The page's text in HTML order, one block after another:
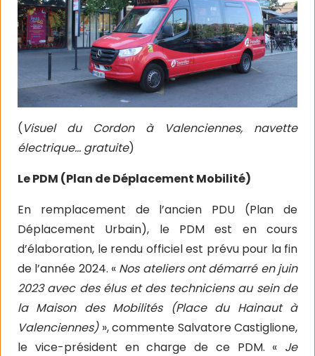
(Visuel du Cordon à Valenciennes, navette
électrique… gratuite)
Le PDM (Plan de Déplacement Mobilité)
En remplacement de l’ancien PDU (Plan de
Déplacement Urbain), le PDM est en cours
d’élaboration, le rendu officiel est prévu pour la fin
de l’année 2024. « Nos ateliers ont démarré en juin
2023 avec des élus et des techniciens au sein de
la Maison des Mobilités (Place du Hainaut à
Valenciennes)», commente Salvatore Castiglione,
le vice-président en charge de ce PDM. « Je